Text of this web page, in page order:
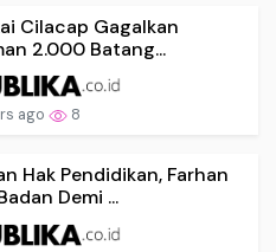
Cilacap Gagalkan
2.000 Batang...
ago 8
Hak Pendidikan, Farhan
Demi ...